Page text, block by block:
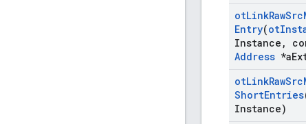
otLinkRawSrc
Entry(ot
Instance ,
Address *a
otLinkRawSrc
ShortEntries
Instance)